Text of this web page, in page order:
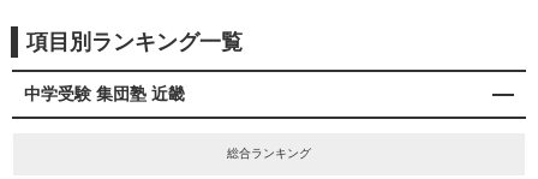
項目別ランキング一覧
中学受験 集団塾 近畿
総合ランキング